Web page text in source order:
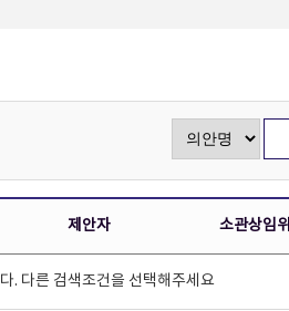
제안자 소관상임위
. 다른 검색조건을 선택해주세요